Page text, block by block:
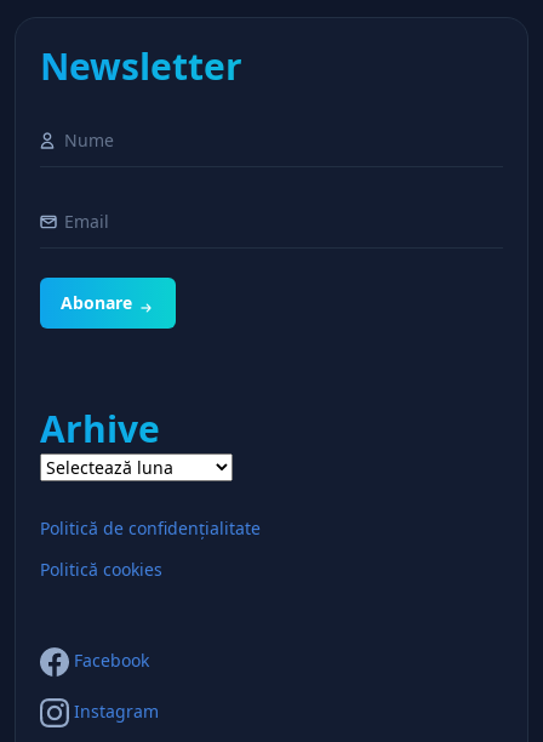
Newsletter
Abonare
Arhive
Arhive
Politică de confidențialitate
Politică cookies
Facebook
Instagram